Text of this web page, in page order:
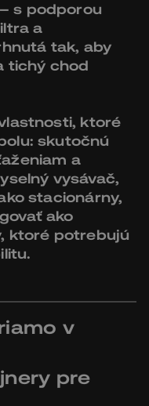
s podporou
a
tak, aby
tichý chod
ktoré
skutočnú
a
vysávač,
stacionárny,
ako
ktoré potrebujú
v
pre